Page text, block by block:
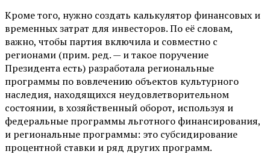
Кроме того, нужно создать калькулятор финансовых и
временных затрат для инвесторов. По её словам,
важно, чтобы партия включила и совместно с
регионами (прим. ред. — и такое поручение
Президента есть) разработала региональные
программы по вовлечению объектов культурного
наследия, находящихся неудовлетворительном
состоянии, в хозяйственный оборот, используя и
федеральные программы льготного финансирования,
и региональные программы: это субсидирование
процентной ставки и ряд других программ.